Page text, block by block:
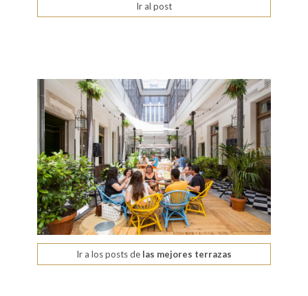
Ir al post
Ir a los posts de las mejores terrazas